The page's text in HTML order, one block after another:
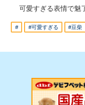
可愛すぎる表情で魅
# #可愛すぎる #豆柴